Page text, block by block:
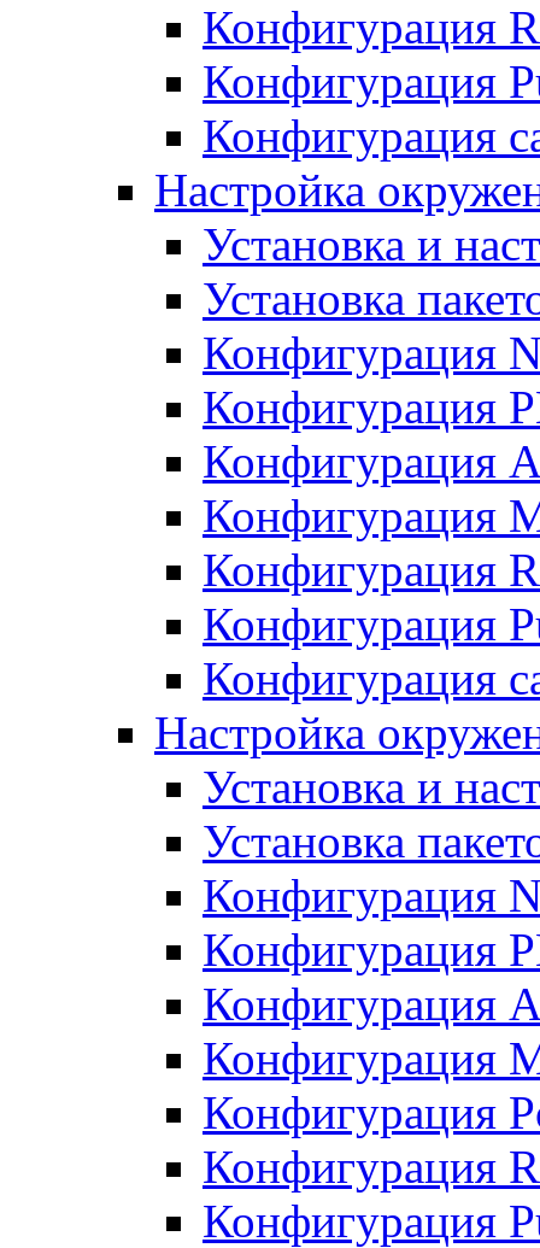
Конфигурация
Конфигурация
Конфигурация
Настройка
Установка и
Установка
Конфигурация
Конфигурация
Конфигурация
Конфигурация
Конфигурация
Конфигурация
Конфигурация
Настройка
Установка и
Установка
Конфигурация
Конфигурация
Конфигурация
Конфигурация
Конфигурация
Конфигурация
Конфигурация